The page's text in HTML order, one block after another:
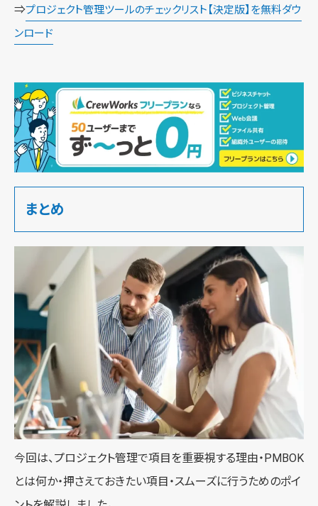
⇒プロジェクト管理ツールのチェックリスト【決定版】を無料ダウ
ンロード
まとめ
今回は、プロジェクト管理で項目を重要視する理由・PMBOK
とは何か・押さえておきたい項目・スムーズに行うためのポイ